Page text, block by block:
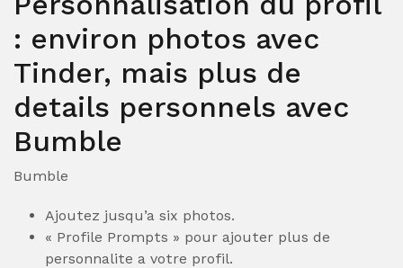
: environ photos avec
Tinder, mais plus de
details personnels avec
Bumble
Bumble
Ajoutez jusqu’a six photos.
« Profile Prompts » pour ajouter plus de
personnalite a votre profil.